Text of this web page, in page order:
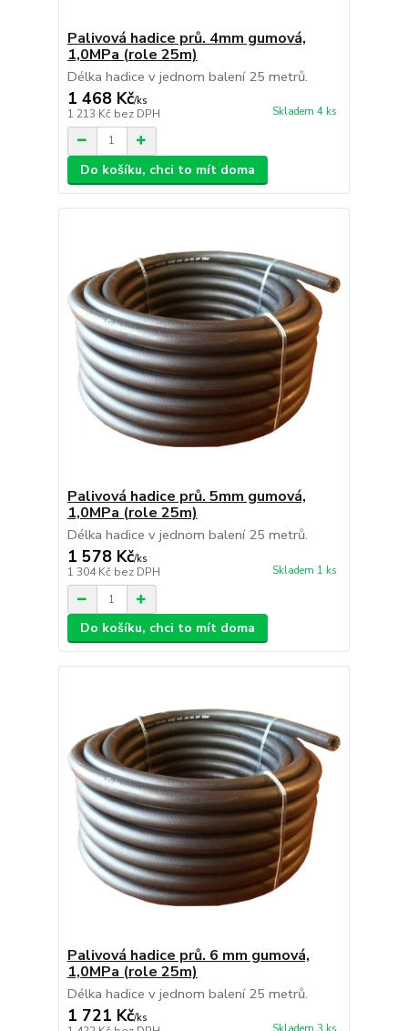
Palivová hadice prů. 4mm gumová,
1,0MPa (role 25m)
Délka hadice v jednom balení 25 metrů.
1 468 Kč/ks
1 213 Kč bez DPH Skladem 4 ks
Do košíku, chci to mít doma
Palivová hadice prů. 5mm gumová,
1,0MPa (role 25m)
Délka hadice v jednom balení 25 metrů.
1 578 Kč/ks
1 304 Kč bez DPH Skladem 1 ks
Do košíku, chci to mít doma
Palivová hadice prů. 6 mm gumová,
1,0MPa (role 25m)
Délka hadice v jednom balení 25 metrů.
1 721 Kč/ks